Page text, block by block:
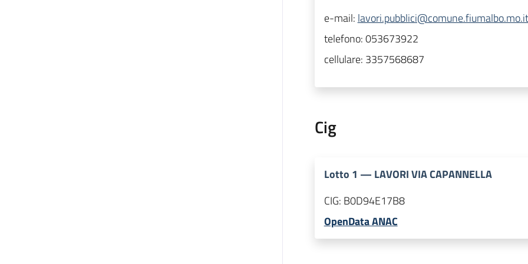
e-mail: lavori.pubblici@comune.fiumalbo.mo.it
telefono:053673922
cellulare: 3357568687
Cig
Lotto 1 — LAVORI VIA CAPANNELLA
CIG: B0D94E17B8
OpenData ANAC